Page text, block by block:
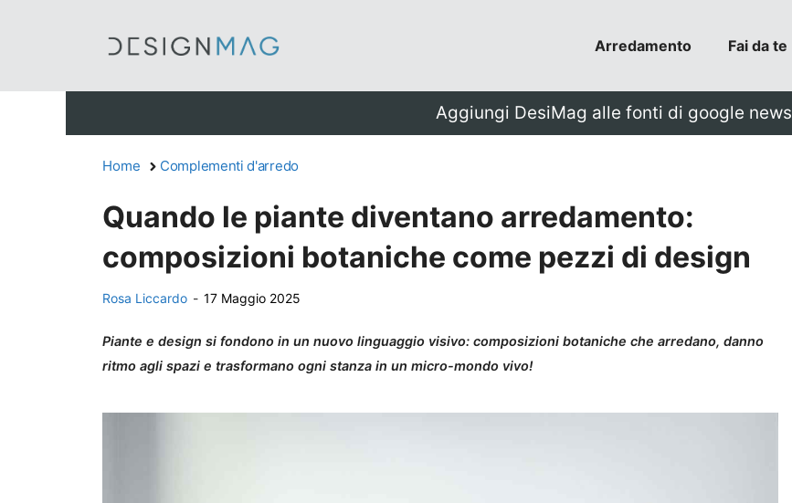
Arredamento Fai da te
Aggiungi DesiMag alle fonti di google news
Home Complementi d'arredo
Quando le piante diventano arredamento:
composizioni botaniche come pezzi di design
Rosa Liccardo - 17 Maggio 2025
Piante e design si fondono in un nuovo linguaggio visivo: composizioni botaniche che arredano, danno
ritmo agli spazi e trasformano ogni stanza in un micro-mondo vivo!